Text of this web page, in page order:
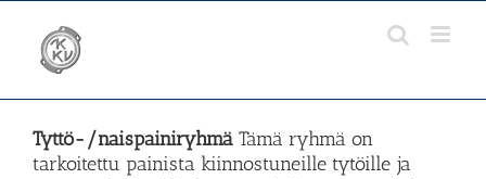
content
Tyttö-/naispainiryhmä Tämä ryhmä on
tarkoitettu painista kiinnostuneille tytöille ja